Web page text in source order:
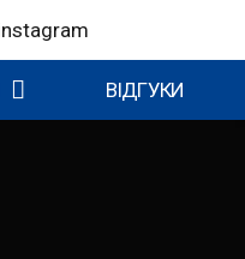
ВІДГУКИ